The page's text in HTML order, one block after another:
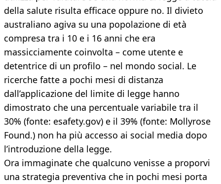
della salute risulta efficace oppure no. Il divieto
australiano agiva su una popolazione di età
compresa tra i 10 e i 16 anni che era
massicciamente coinvolta – come utente e
detentrice di un profilo – nel mondo social. Le
ricerche fatte a pochi mesi di distanza
dall’applicazione del limite di legge hanno
dimostrato che una percentuale variabile tra il
30% (fonte: esafety.gov) e il 39% (fonte: Mollyrose
Found.) non ha più accesso ai social media dopo
l’introduzione della legge.
Ora immaginate che qualcuno venisse a proporvi
una strategia preventiva che in pochi mesi porta